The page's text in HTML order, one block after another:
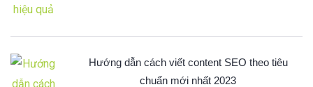
Hướng dẫn cách viết content SEO theo tiêu
chuẩn mới nhất 2023